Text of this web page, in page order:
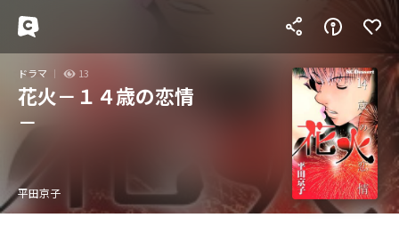
ドラマ 13
花火－１４歳の恋情
－
平田京子